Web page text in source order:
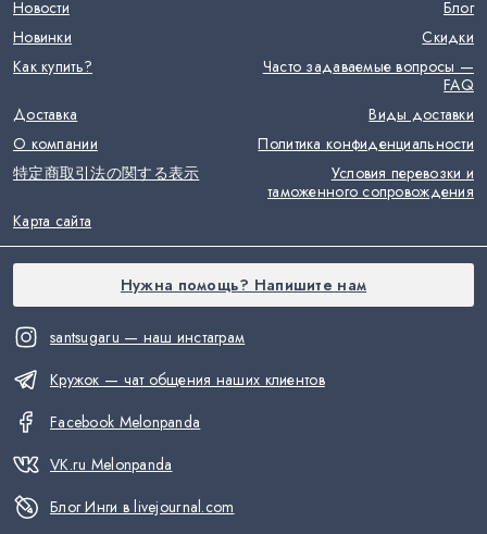
santsugaru — наш инстаграм
Кружок — чат общения наших клиентов
Facebook Melonpanda
VK.ru Melonpanda
Блог Инги в livejournal.com
Новости
Блог
Новинки
Скидки
Как купить?
Часто задаваемые вопросы —
FAQ
Доставка
Виды доставки
О компании
Политика конфиденциальности
特定商取引法の関する表示
Условия перевозки и
таможенного сопровождения
Карта сайта
Нужна помощь? Напишите нам